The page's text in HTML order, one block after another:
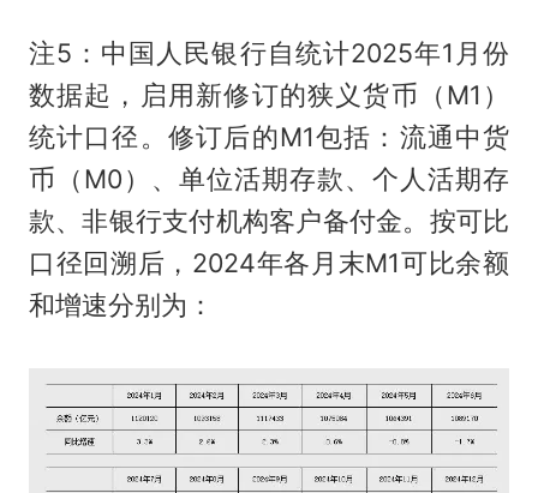
注5：中国人民银行自统计2025年1月份
数据起，启用新修订的狭义货币（M1）
统计口径。修订后的M1包括：流通中货
币（M0）、单位活期存款、个人活期存
款、非银行支付机构客户备付金。按可比
口径回溯后，2024年各月末M1可比余额
和增速分别为：